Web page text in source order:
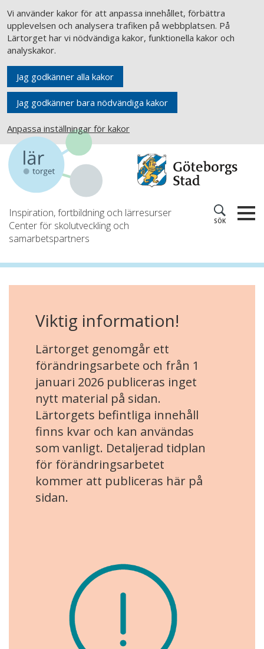
Vi använder kakor för att anpassa innehållet, förbättra
upplevelsen och analysera trafiken på webbplatsen. På
Lärtorget har vi nödvändiga kakor, funktionella kakor och
analyskakor.
Jag godkänner alla kakor
Jag godkänner bara nödvändiga kakor
Anpassa inställningar för kakor
Inspiration, fortbildning och lärresurser
Center för skolutveckling och
samarbetspartners
SÖK
Viktig information!
Lärtorget genomgår ett
förändringsarbete och från 1
januari 2026 publiceras inget
nytt material på sidan.
Lärtorgets befintliga innehåll
finns kvar och kan användas
som vanligt. Detaljerad tidplan
för förändringsarbetet
kommer att publiceras här på
sidan.